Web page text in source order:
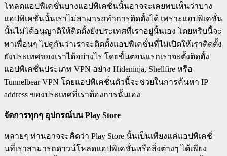
โหลดแอปพิเคชั่นบางแอปพิเคชั่นนั้นอาจจะเคยพบเห็นว่าบาง
แอปพิเคชั่นนั้นเราไม่สามารถทำการติดตั้งได้ เพราะแอปพิเคชั่น
นั้นไม่ได้อนุญาติให้ติดตั้งยังประเทศที่เราอยู่นั้นเอง โดยทริบนี้จะ
พาเพื่อนๆ ไปดูกันว่าเราจะติดตั้งแอปพิเคชั่นที่ไม่เปิดให้เราติดตั้ง
ยังประเทศของเราได้อย่างไร โดยขั้นตอนแรกเราจะตั้งติดตั้ง
แอปพิเคชั่นประเภท VPN อย่าง Hideninja, Shellfire หรือ
Tunnelbear VPN โดยแอปพิเคชั่นตัวนี้จะช่วยในการค้นหา IP
address ของประเทศที่เราต้องการนั้นเอง
จัดการทุกๆ อุปกรณ์บนPlay Store
หลายๆ ท่านอาจจะคิดว่า Play Store นั้นเป็นเพียงแค่แอปพิเคชั่
นที่เราสามารถดาวน์โหลดแอปพิเคชั่นหรือสิ่งต่างๆ ได้เพียง